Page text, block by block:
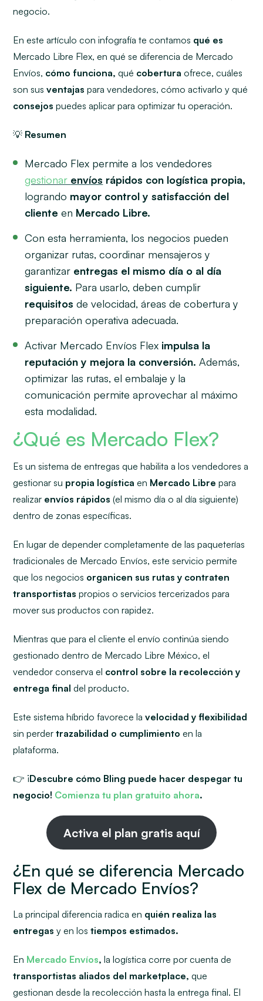
negocio.
En este artículo con infografía te contamos qué es
Mercado Libre Flex, en qué se diferencia de Mercado
Envíos, cómo funciona, qué cobertura ofrece, cuáles
son susventajas para vendedores, cómo activarlo y qué
consejos puedes aplicar para optimizar tu operación.
💡 Resumen
Mercado Flex permite a los vendedores
gestionar envíos rápidos con logística propia,
logrando mayor control y satisfacción del
cliente en Mercado Libre.
Con esta herramienta, los negocios pueden
organizar rutas, coordinar mensajeros y
garantizar entregas el mismo día o al día
siguiente. Para usarlo, deben cumplir
requisitos de velocidad, áreas de cobertura y
preparación operativa adecuada.
Activar Mercado Envíos Flex impulsa la
reputación y mejora la conversión. Además,
optimizar las rutas, el embalaje y la
comunicación permite aprovechar al máximo
esta modalidad.
¿Qué es Mercado Flex?
Es un sistema de entregas que habilita a los vendedores a
gestionar su propia logística en Mercado Libre para
realizar envíos rápidos (el mismo día o al día siguiente)
dentro de zonas específicas.
En lugar de depender completamente de las paqueterías
tradicionales de Mercado Envíos, este servicio permite
que los negocios organicen sus rutas y contraten
transportistas propios o servicios tercerizados para
mover sus productos con rapidez.
Mientras que para el cliente el envío continúa siendo
gestionado dentro de Mercado Libre México, el
vendedor conserva el control sobre la recolección y
entrega final del producto.
Este sistema híbrido favorece lavelocidad y flexibilidad
sin perdertrazabilidad o cumplimiento en la
plataforma.
👉 ¡Descubre cómo Bling puede hacer despegar tu
negocio! Comienza tu plan gratuito ahora.
Activa el plan gratis aquí
¿En qué se diferencia Mercado
Flex de Mercado Envíos?
La principal diferencia radica en quién realiza las
entregas y en lostiempos estimados.
En Mercado Envíos, la logística corre por cuenta de
transportistas aliados del marketplace, que
gestionan desde la recolección hasta la entrega final. El